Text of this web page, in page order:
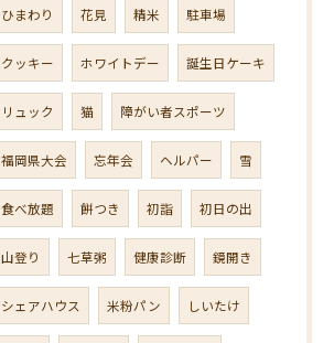
ひまわり 花見 精米 駐車場
クッキー ホワイトデー 誕生日ケーキ
リュック 猫 障がい者スポーツ
福岡県大会 忘年会 ヘルパー 雪
食べ放題 餅つき 初詣 初日の出
山登り 七草粥 健康診断 鏡開き
シェアハウス 米粉パン しいたけ